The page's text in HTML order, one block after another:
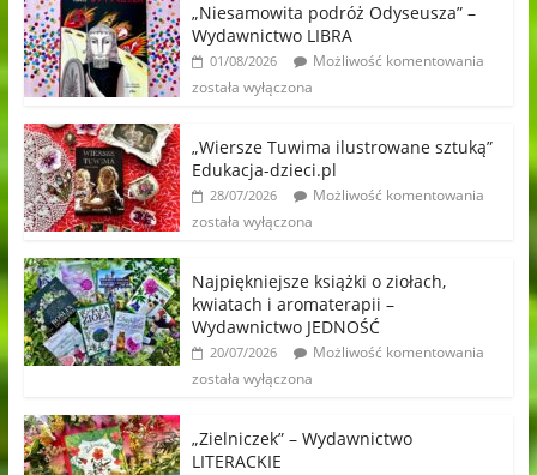
„Niesamowita podróż Odyseusza” –
Wydawnictwo LIBRA
01/08/2026
Możliwość komentowania
została wyłączona
„Wiersze Tuwima ilustrowane sztuką”
Edukacja-dzieci.pl
28/07/2026
Możliwość komentowania
została wyłączona
Najpiękniejsze książki o ziołach,
kwiatach i aromaterapii –
Wydawnictwo JEDNOŚĆ
20/07/2026
Możliwość komentowania
została wyłączona
„Zielniczek” – Wydawnictwo
LITERACKIE